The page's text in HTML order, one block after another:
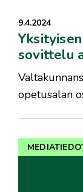
9.4.2024
sovittelu
opetusalan